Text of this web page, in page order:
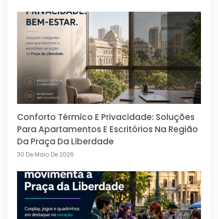
Conforto Térmico E Privacidade: Soluções
Para Apartamentos E Escritórios Na Região
Da Praça Da Liberdade
30 De Maio De 2026